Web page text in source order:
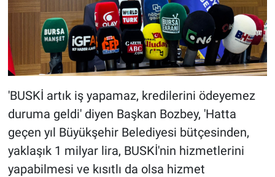
'BUSKİ artık iş yapamaz, kredilerini ödeyemez
duruma geldi' diyen Başkan Bozbey, 'Hatta
geçen yıl Büyükşehir Belediyesi bütçesinden,
yaklaşık 1 milyar lira, BUSKİ'nin hizmetlerini
yapabilmesi ve kısıtlı da olsa hizmet